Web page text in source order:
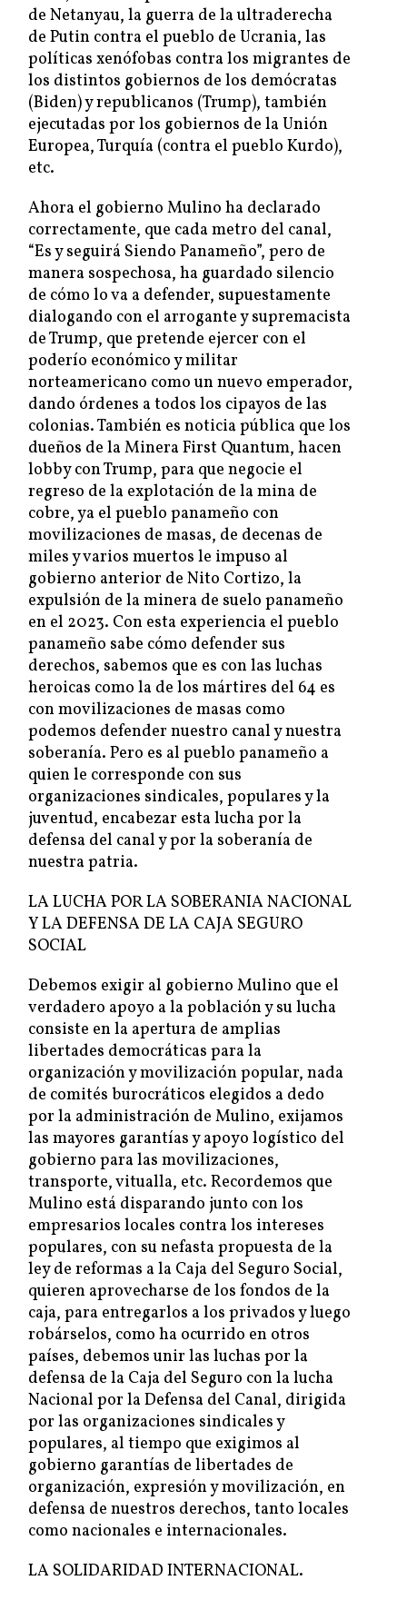
de Netanyau, la guerra de la ultraderecha
de Putin contra el pueblo de Ucrania, las
políticas xenófobas contra los migrantes de
los distintos gobiernos de los demócratas
(Biden) y republicanos (Trump), también
ejecutadas por los gobiernos de la Unión
Europea, Turquía (contra el pueblo Kurdo),
etc.
Ahora el gobierno Mulino ha declarado
correctamente, que cada metro del canal,
“Es y seguirá Siendo Panameño”, pero de
manera sospechosa, ha guardado silencio
de cómo lo va a defender, supuestamente
dialogando con el arrogante y supremacista
de Trump, que pretende ejercer con el
poderío económico y militar
norteamericano como un nuevo emperador,
dando órdenes a todos los cipayos de las
colonias. También es noticia pública que los
dueños de la Minera First Quantum, hacen
lobby con Trump, para que negocie el
regreso de la explotación de la mina de
cobre, ya el pueblo panameño con
movilizaciones de masas, de decenas de
miles y varios muertos le impuso al
gobierno anterior de Nito Cortizo, la
expulsión de la minera de suelo panameño
en el 2023. Con esta experiencia el pueblo
panameño sabe cómo defender sus
derechos, sabemos que es con las luchas
heroicas como la de los mártires del 64 es
con movilizaciones de masas como
podemos defender nuestro canal y nuestra
soberanía. Pero es al pueblo panameño a
quien le corresponde con sus
organizaciones sindicales, populares y la
juventud, encabezar esta lucha por la
defensa del canal y por la soberanía de
nuestra patria.
LA LUCHA POR LA SOBERANIA NACIONAL
Y LA DEFENSA DE LA CAJA SEGURO
SOCIAL
Debemos exigir al gobierno Mulino que el
verdadero apoyo a la población y su lucha
consiste en la apertura de amplias
libertades democráticas para la
organización y movilización popular, nada
de comités burocráticos elegidos a dedo
por la administración de Mulino, exijamos
las mayores garantías y apoyo logístico del
gobierno para las movilizaciones,
transporte, vitualla, etc. Recordemos que
Mulino está disparando junto con los
empresarios locales contra los intereses
populares, con su nefasta propuesta de la
ley de reformas a la Caja del Seguro Social,
quieren aprovecharse de los fondos de la
caja, para entregarlos a los privados y luego
robárselos, como ha ocurrido en otros
países, debemos unir las luchas por la
defensa de la Caja del Seguro con la lucha
Nacional por la Defensa del Canal, dirigida
por las organizaciones sindicales y
populares, al tiempo que exigimos al
gobierno garantías de libertades de
organización, expresión y movilización, en
defensa de nuestros derechos, tanto locales
como nacionales e internacionales.
LA SOLIDARIDAD INTERNACIONAL.